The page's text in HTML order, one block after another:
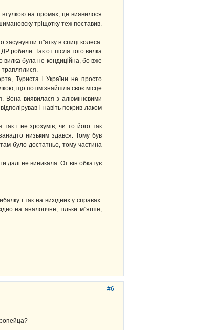
втулкою на промах, це виявилося
тріщотку теж поставив.
засунувши п"ятку в спиці колеса.
робили. Так от після того вилка
вилка була не кондиційна, бо вже
Туриста і України не просто
що потім знайшла своє місце
Вона виявилася з алюмінієвими
і навіть покрив лаком
і не зрозумів, чи то його так
низьким здався. Тому був
було достатньо, тому частина
далі не виникала. От він обкатує
і так на вихідних у справах.
на аналогічне, тільки м"ягше,
#6